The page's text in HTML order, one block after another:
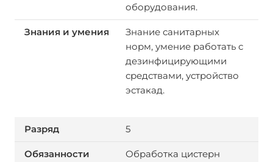
оборудования.
Знание санитарных
норм, умение работать с
дезинфицирующими
средствами, устройство
эстакад.
5
Обработка цистерн